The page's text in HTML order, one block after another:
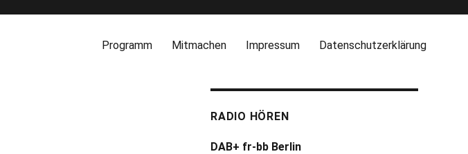
Programm Mitmachen Impressum Datenschutzerklärung
RADIO HÖREN
DAB+ fr-bb Berlin